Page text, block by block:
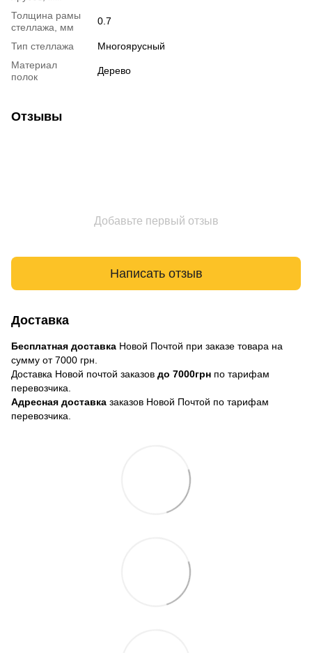
Толщина рамы
стеллажа, мм
0.7
Тип стеллажа
Многоярусный
Материал
полок
Дерево
Отзывы
Добавьте первый отзыв
Написать отзыв
Доставка
Бесплатная доставка Новой Почтой при заказе товара на
сумму от 7000 грн.
Доставка Новой почтой заказов до 7000грн по тарифам
перевозчика.
Адресная доставка заказов Новой Почтой по тарифам
перевозчика.